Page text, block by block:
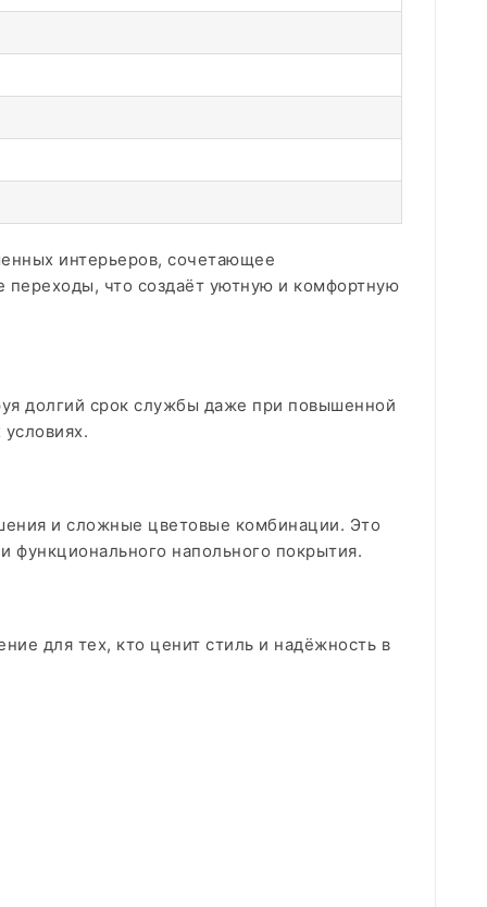
интерьеров, сочетающее
переходы, что создаёт уютную и комфортную
долгий срок службы даже при повышенной
и сложные цветовые комбинации. Это
напольного покрытия.
для тех, кто ценит стиль и надёжность в